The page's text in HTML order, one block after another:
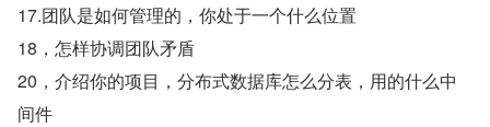
17.团队是如何管理的，你处于一个什么位置
18，怎样协调团队矛盾
20，介绍你的项目，分布式数据库怎么分表，用的什么中
间件